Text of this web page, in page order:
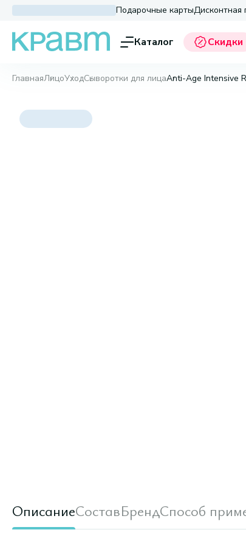
Подарочные картыДисконтная
Каталог Скидки
ГлавнаяЛицоУходСыворотки для лицаAnti-Age Intensive
ОписаниеСоставБрендСпособ